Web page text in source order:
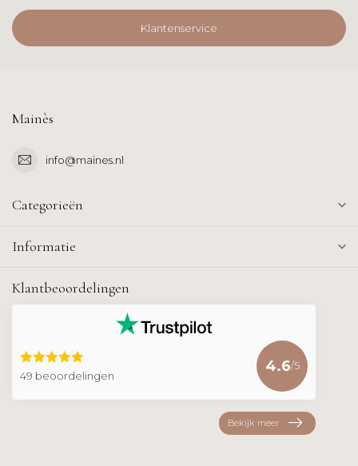
Klantenservice
Mainès
info@maines.nl
Categorieën
Informatie
Klantbeoordelingen
49 beoordelingen
4.6/5
Bekijk meer